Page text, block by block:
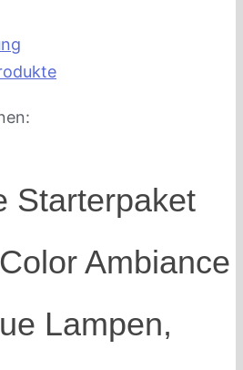
Starterpaket
Ambiance
Lampen,